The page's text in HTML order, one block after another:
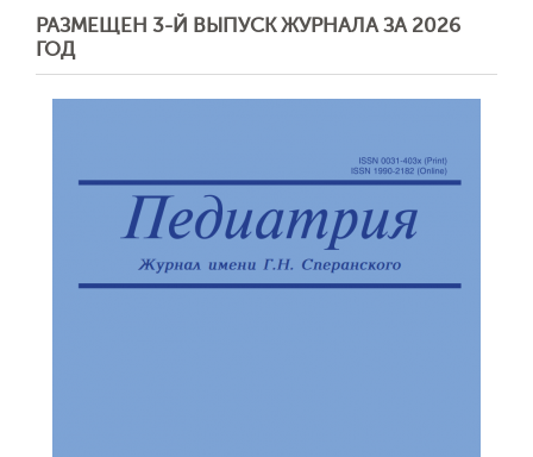
РАЗМЕЩЕН 3-Й ВЫПУСК ЖУРНАЛА ЗА 2026
ГОД